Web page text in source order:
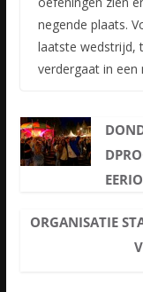
negende plaats.
laatste wedstrijd,
verdergaat in een
ORGANISATIE